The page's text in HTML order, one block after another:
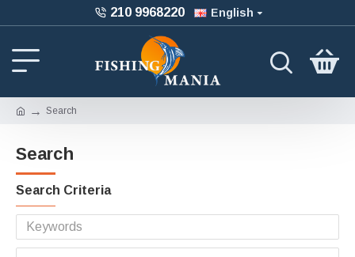
210 9968220 English
Search
Search
Search Criteria